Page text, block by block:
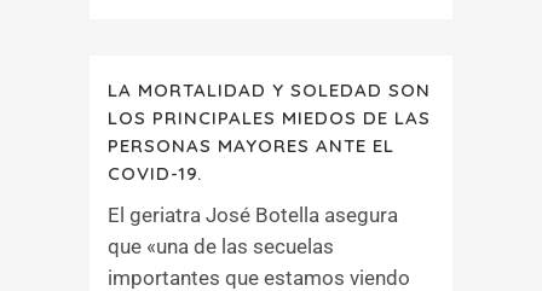
LA MORTALIDAD Y SOLEDAD SON
LOS PRINCIPALES MIEDOS DE LAS
PERSONAS MAYORES ANTE EL
COVID-19.
El geriatra José Botella asegura
que «una de las secuelas
importantes que estamos viendo